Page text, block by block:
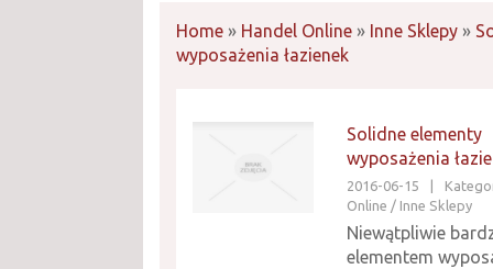
Home » Handel Online » Inne Sklepy »
wyposażenia łazienek
Solidne elementy
wyposażenia
2016-06-15
Online / Inne Sklepy
Niewątpliwie
elementem